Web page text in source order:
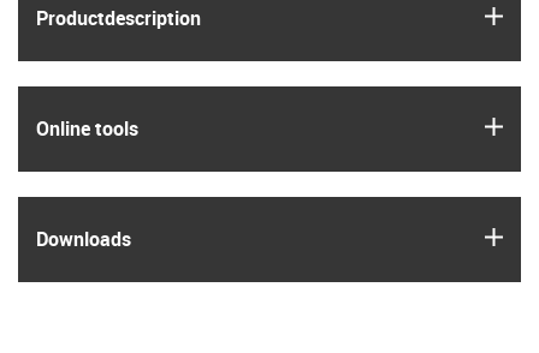
Product­description
Online tools
Downloads